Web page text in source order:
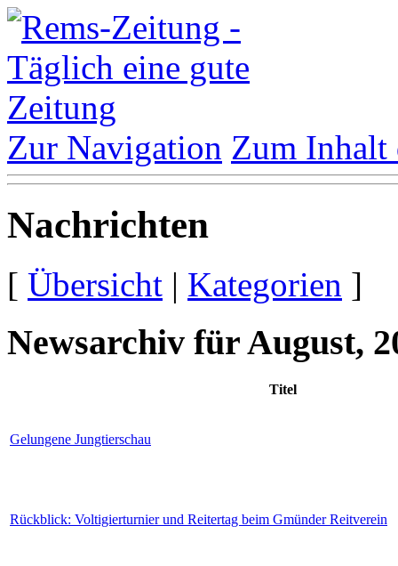
Zur Navigation Zum Inhalt
Nachrichten
[ Übersicht | Kategorien ]
Newsarchiv für August,
Titel
Gelungene Jungtierschau
Rückblick: Voltigierturnier und Reitertag beim Gmünder Reitverein